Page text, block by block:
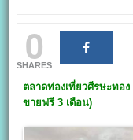
0
SHARES
ตลาดท่องเที่ยวศีรษะทอง
ขายฟรี 3 เดือน)